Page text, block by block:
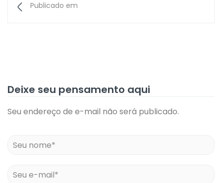
Publicado em
Deixe seu pensamento aqui
Seu endereço de e-mail não será publicado.